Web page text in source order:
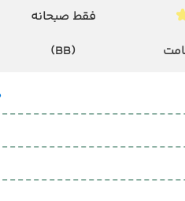
فقط صبحانه
(BB)